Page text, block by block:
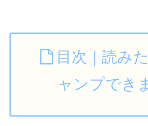
目次｜読み
ャンプでき